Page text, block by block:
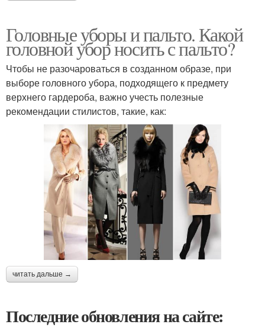
Головные уборы и пальто. Какой
головной убор носить с пальто?
Чтобы не разочароваться в созданном образе, при
выборе головного убора, подходящего к предмету
верхнего гардероба, важно учесть полезные
рекомендации стилистов, такие, как:
читать дальше →
Последние обновления на сайте: